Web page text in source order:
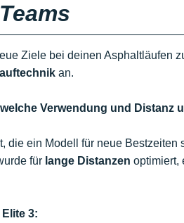
Ziele bei deinen Asphaltläufen
an.
Verwendung und Distanz
die ein Modell für neue Bestzeiten
für lange Distanzen optimiert,
3: